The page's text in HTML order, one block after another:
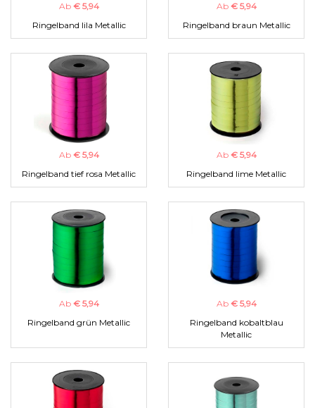
Ab € 5,94
Ringelband lila Metallic
Ab € 5,94
Ringelband braun Metallic
Ab € 5,94
Ringelband tief rosa Metallic
Ab € 5,94
Ringelband lime Metallic
Ab € 5,94
Ringelband grün Metallic
Ab € 5,94
Ringelband kobaltblau
Metallic